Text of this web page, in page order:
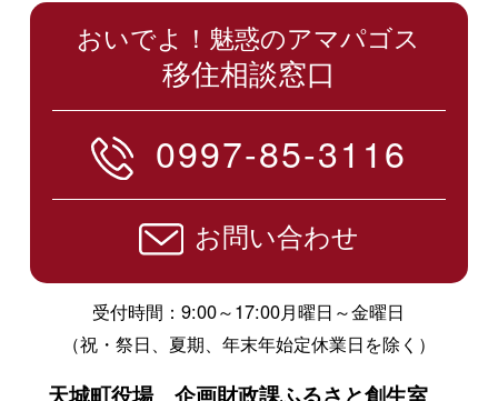
おいでよ！魅惑のアマパゴス
移住相談窓口
0997-85-3116
お問い合わせ
受付時間：9:00～17:00月曜日～金曜日
（祝・祭日、夏期、年末年始定休業日を除く）